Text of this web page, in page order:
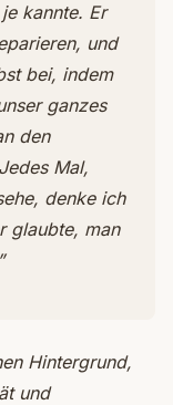
kannte. Er
und
bei, indem
ganzes
den
Mal,
denke ich
glaubte, man
Hintergrund,
und